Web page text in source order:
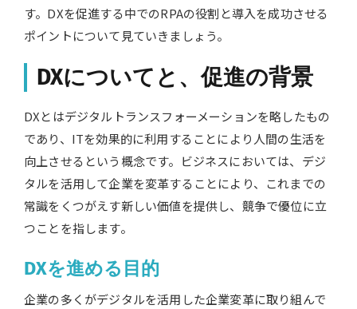
す。DXを促進する中でのRPAの役割と導入を成功させる
ポイントについて見ていきましょう。
DXについてと、促進の背景
DXとはデジタルトランスフォーメーションを略したもの
であり、ITを効果的に利用することにより人間の生活を
向上させるという概念です。ビジネスにおいては、デジ
タルを活用して企業を変革することにより、これまでの
常識をくつがえす新しい価値を提供し、競争で優位に立
つことを指します。
DXを進める目的
企業の多くがデジタルを活用した企業変革に取り組んで